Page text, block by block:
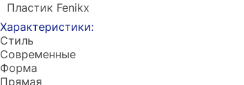
Пластик Fenikx
Характеристики:
Стиль
Современные
Форма
Прямая